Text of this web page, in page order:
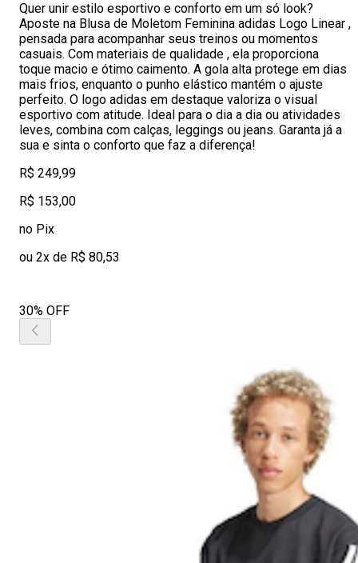
Quer unir estilo esportivo e conforto em um só look?
Aposte na Blusa de Moletom Feminina adidas Logo Linear ,
pensada para acompanhar seus treinos ou momentos
casuais. Com materiais de qualidade , ela proporciona
toque macio e ótimo caimento. A gola alta protege em dias
mais frios, enquanto o punho elástico mantém o ajuste
perfeito. O logo adidas em destaque valoriza o visual
esportivo com atitude. Ideal para o dia a dia ou atividades
leves, combina com calças, leggings ou jeans. Garanta já a
sua e sinta o conforto que faz a diferença!
R$ 249,99
R$ 153,00
no Pix
ou 2x de R$ 80,53
30% OFF